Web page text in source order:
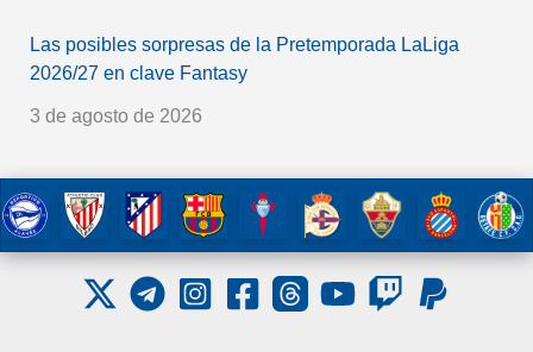
Las posibles sorpresas de la Pretemporada LaLiga
2026/27 en clave Fantasy
3 de agosto de 2026